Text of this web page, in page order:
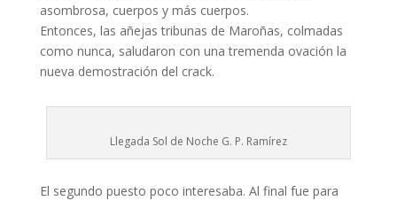
asombrosa, cuerpos y más cuerpos.
Entonces, las añejas tribunas de Maroñas, colmadas
como nunca, saludaron con una tremenda ovación la
nueva demostración del crack.
Llegada Sol de Noche G. P. Ramírez
El segundo puesto poco interesaba. Al final fue para